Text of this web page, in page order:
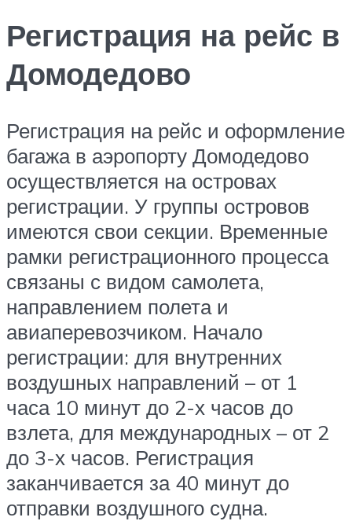
Регистрация на рейс в
Домодедово
Регистрация на рейс и оформление
багажа в аэропорту Домодедово
осуществляется на островах
регистрации. У группы островов
имеются свои секции. Временные
рамки регистрационного процесса
связаны с видом самолета,
направлением полета и
авиаперевозчиком. Начало
регистрации: для внутренних
воздушных направлений – от 1
часа 10 минут до 2-х часов до
взлета, для международных – от 2
до 3-х часов. Регистрация
заканчивается за 40 минут до
отправки воздушного судна.